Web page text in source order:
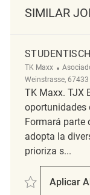
SIMILAR
TK Maxx
Weinstrasse, 67433
TK Maxx. TJX
oportunidades
Formará parte
adopta la
prioriza s...
SalvarAplicar